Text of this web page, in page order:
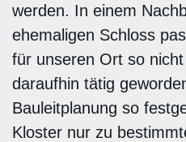
werden. In einem
ehemaligen Schloss
für unseren Ort so
daraufhin tätig
Bauleitplanung so
Kloster nur zu